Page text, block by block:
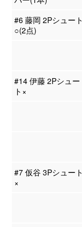
#6 藤岡 2Pシュート
○(2点)
#14 伊藤 2Pシュー
ト×
#7 仮谷 3Pシュート
×